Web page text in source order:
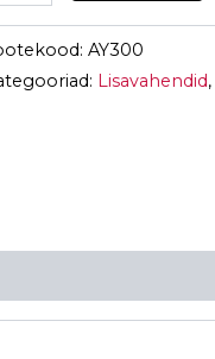
AY300
Lisavahendid,